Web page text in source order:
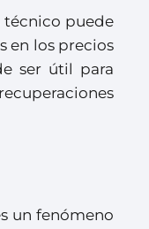
técnico puede
en los precios
ser útil para
un fenómeno